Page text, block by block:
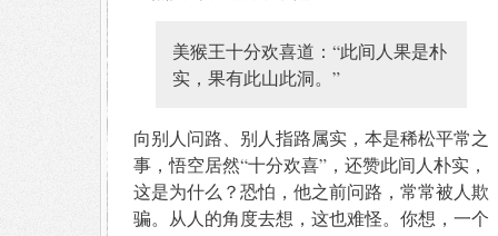
美猴王十分欢喜道：“此间人果是朴
实，果有此山此洞。”
向别人问路、别人指路属实，本是稀松平常之
事，悟空居然“十分欢喜”，还赞此间人朴实，
这是为什么？恐怕，他之前问路，常常被人欺
骗。从人的角度去想，这也难怪。你想，一个